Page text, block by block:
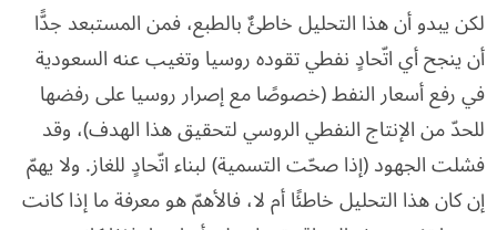
لكن يبدو أن هذا التحليل خاطئٌ بالطبع، فمن المستبعد جدًّا
أن ينجح أي اتّحادٍ نفطي تقوده روسيا وتغيب عنه السعودية
في رفع أسعار النفط (خصوصًا مع إصرار روسيا على رفضها
للحدّ من الإنتاج النفطي الروسي لتحقيق هذا الهدف)، وقد
فشلت الجهود (إذا صحّت التسمية) لبناء اتّحادٍ للغاز. ولا يهمّ
إن كان هذا التحليل خاطئًا أم لا، فالأهمّ هو معرفة ما إذا كانت